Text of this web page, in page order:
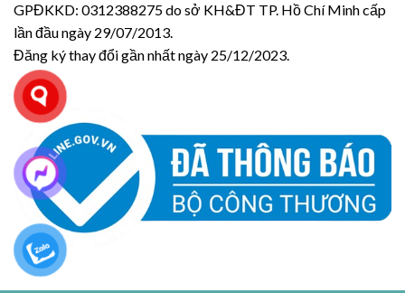
GPĐKKD: 0312388275 do sở KH&ĐT TP. Hồ Chí Minh cấp
lần đầu ngày 29/07/2013.
Đăng ký thay đổi gần nhất ngày 25/12/2023.